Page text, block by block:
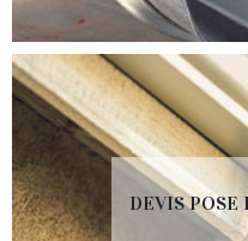
DEVIS POSE